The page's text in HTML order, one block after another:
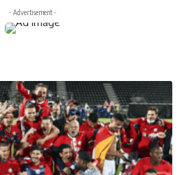
- Advertisement -